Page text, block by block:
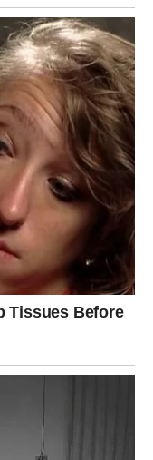
za vaš trud. Ljudi
precizni i vredni,
koji vam donose
ulaze u novu
što ih istinski
starih
topliji, nežniji i